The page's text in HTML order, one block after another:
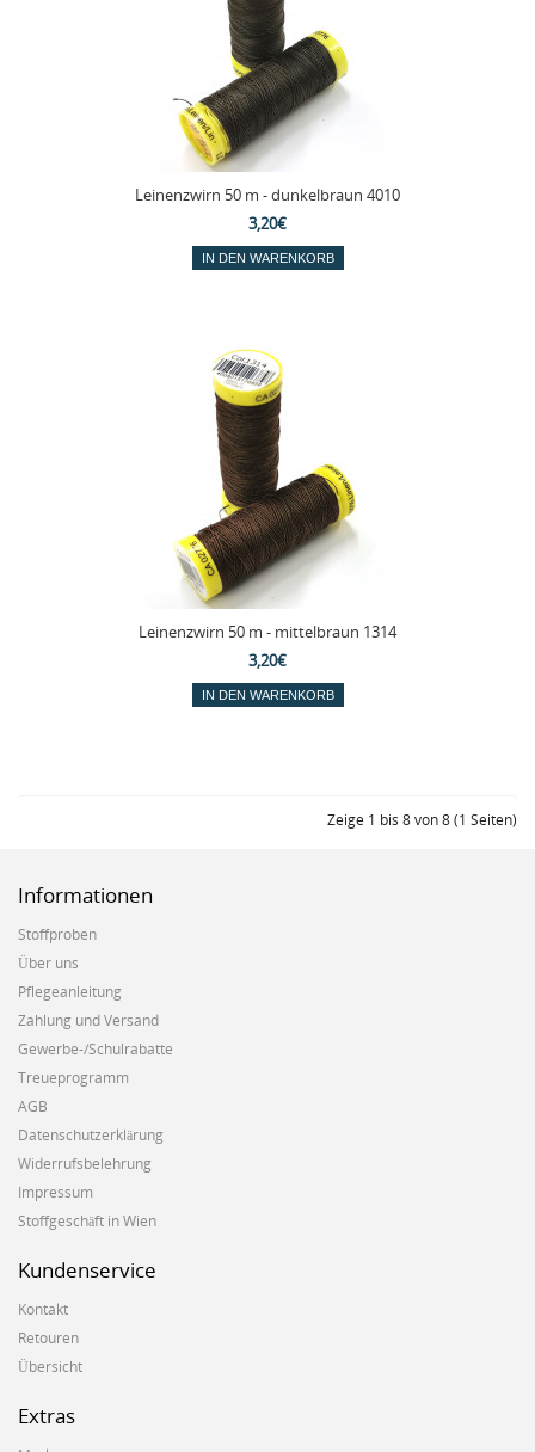
Leinenzwirn 50 m - dunkelbraun 4010
3,20€
Leinenzwirn 50 m - mittelbraun 1314
3,20€
Zeige 1 bis 8 von 8 (1 Seiten)
Informationen
Stoffproben
Über uns
Pflegeanleitung
Zahlung und Versand
Gewerbe-/Schulrabatte
Treueprogramm
AGB
Datenschutzerklärung
Widerrufsbelehrung
Impressum
Stoffgeschäft in Wien
Kundenservice
Kontakt
Retouren
Übersicht
Extras